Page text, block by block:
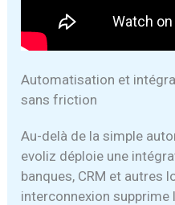
Automatisation et
sans friction
Au-delà de la simple
evoliz déploie une
banques, CRM et autres
interconnexion supprime